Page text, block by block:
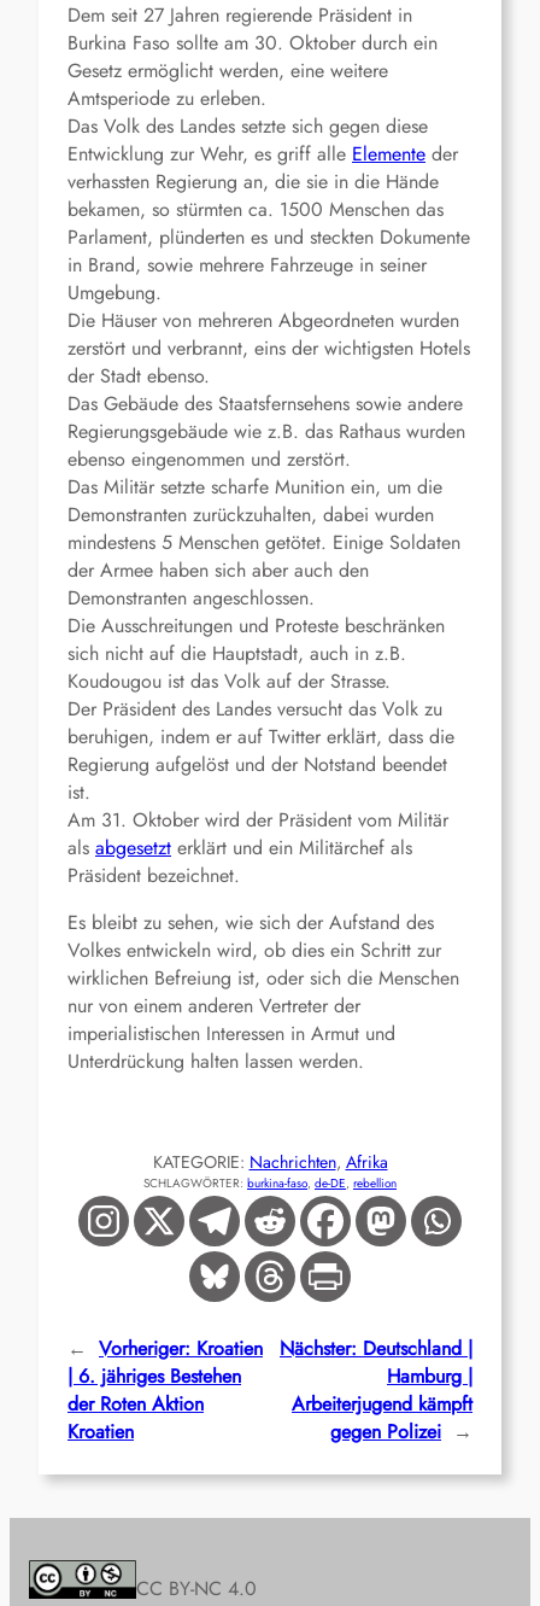
Dem seit 27 Jahren regierende Präsident in
Burkina Faso sollte am 30. Oktober durch ein
Gesetz ermöglicht werden, eine weitere
Amtsperiode zu erleben.
Das Volk des Landes setzte sich gegen diese
Entwicklung zur Wehr, es griff alle Elemente der
verhassten Regierung an, die sie in die Hände
bekamen, so stürmten ca. 1500 Menschen das
Parlament, plünderten es und steckten Dokumente
in Brand, sowie mehrere Fahrzeuge in seiner
Umgebung.
Die Häuser von mehreren Abgeordneten wurden
zerstört und verbrannt, eins der wichtigsten Hotels
der Stadt ebenso.
Das Gebäude des Staatsfernsehens sowie andere
Regierungsgebäude wie z.B. das Rathaus wurden
ebenso eingenommen und zerstört.
Das Militär setzte scharfe Munition ein, um die
Demonstranten zurückzuhalten, dabei wurden
mindestens 5 Menschen getötet. Einige Soldaten
der Armee haben sich aber auch den
Demonstranten angeschlossen.
Die Ausschreitungen und Proteste beschränken
sich nicht auf die Hauptstadt, auch in z.B.
Koudougou ist das Volk auf der Strasse.
Der Präsident des Landes versucht das Volk zu
beruhigen, indem er auf Twitter erklärt, dass die
Regierung aufgelöst und der Notstand beendet
ist.
Am 31. Oktober wird der Präsident vom Militär
als abgesetzt erklärt und ein Militärchef als
Präsident bezeichnet.
Es bleibt zu sehen, wie sich der Aufstand des
Volkes entwickeln wird, ob dies ein Schritt zur
wirklichen Befreiung ist, oder sich die Menschen
nur von einem anderen Vertreter der
imperialistischen Interessen in Armut und
Unterdrückung halten lassen werden.
KATEGORIE: Nachrichten, Afrika
SCHLAGWÖRTER: burkina-faso, de-DE, rebellion
← Vorheriger: Kroatien
| 6. jähriges Bestehen
der Roten Aktion
Kroatien
Nächster: Deutschland |
Hamburg |
Arbeiterjugend kämpft
gegen Polizei →
CC BY-NC 4.0